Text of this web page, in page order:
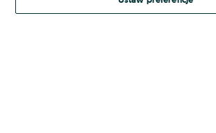
Regulamin serwisu OLX.pl w jego